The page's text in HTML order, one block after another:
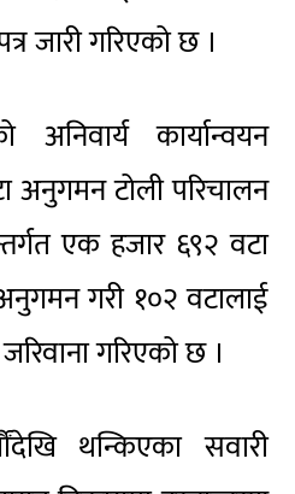
जारी गरिएको छ ।
कार्यान्वयन
अनुगमन टोली परिचालन
एक हजार ६९२ वटा
गरी १०२ वटालाई
गरिएको छ ।
थन्किएका सवारी